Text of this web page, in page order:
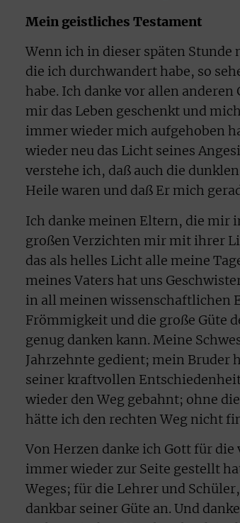
Mein geistliches Testament
Wenn ich in dieser späten Stunde
die ich durchwandert habe, so
habe. Ich danke vor allen anderen
mir das Leben geschenkt und
immer wieder mich aufgehoben
wieder neu das Licht seines
verstehe ich, daß auch die
Heile waren und daß Er mich
Ich danke meinen Eltern, die mir
großen Verzichten mir mit ihrer
das als helles Licht alle meine
meines Vaters hat uns
in all meinen wissenschaftlichen
Frömmigkeit und die große Güte
genug danken kann. Meine
Jahrzehnte gedient; mein
seiner kraftvollen
wieder den Weg gebahnt; ohne
hätte ich den rechten Weg nicht
Von Herzen danke ich Gott für
immer wieder zur Seite gestellt
Weges; für die Lehrer und
dankbar seiner Güte an. Und